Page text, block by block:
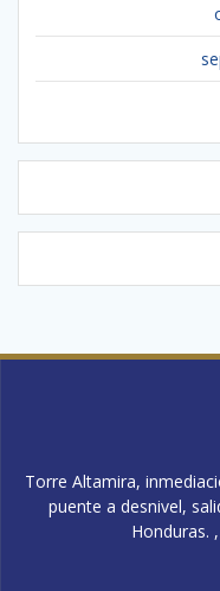
Torre Altamira,
puente a desnivel,
Honduras.